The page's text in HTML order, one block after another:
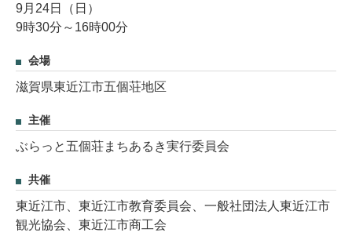
9月24日（日）
9時30分～16時00分
会場
滋賀県東近江市五個荘地区
主催
ぶらっと五個荘まちあるき実行委員会
共催
東近江市、東近江市教育委員会、一般社団法人東近江市
観光協会、東近江市商工会